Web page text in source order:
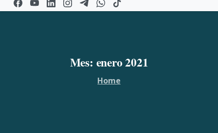
Mes: enero2021
Home